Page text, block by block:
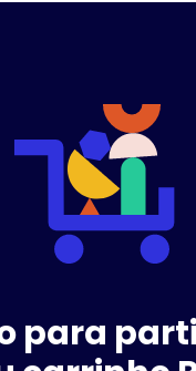
para